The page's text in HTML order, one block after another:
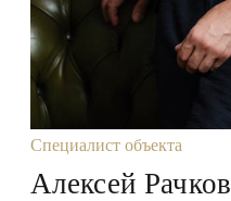
Специалист объекта
Алексей Рачков